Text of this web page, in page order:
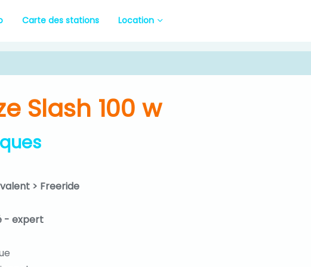
Carte des stations Location
Slash 100 w
> Freeride
- expert